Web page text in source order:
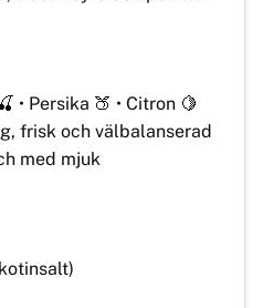
• Persika 🍑 • Citron 🍋
frisk och välbalanserad
med mjuk